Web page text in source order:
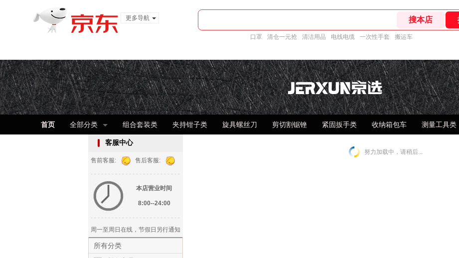
更多导航
口罩 清仓一元抢 清洁用品 电线电缆 一次性手套 搬运车
首页 全部分类 组合套装类 夹持钳子类 旋具螺丝刀 剪切割锯锉 紧固扳手类 收纳箱包车 测量工具类
客服中心
售前客服:
售后客服:
- - - - - - - - - - - - - - - - - - - - - - - - - -
本店营业时间
8:00--24:00
- - - - - - - - - - - - - - - - - - - - - - - - - -
周一至周日在线，节假日另行通知
所有分类
努力加载中，请稍后...